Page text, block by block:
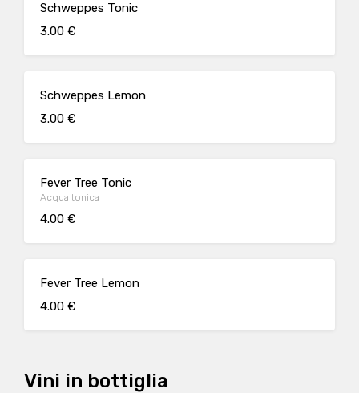
Schweppes Tonic
3.00 €
Schweppes Lemon
3.00 €
Fever Tree Tonic
Acqua tonica
4.00 €
Fever Tree Lemon
4.00 €
Vini in bottiglia